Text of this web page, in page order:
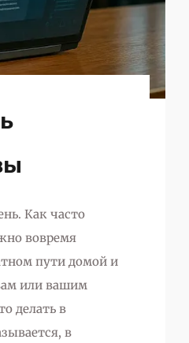
Как часто
вовремя
пути домой и
или вашим
делать в
в